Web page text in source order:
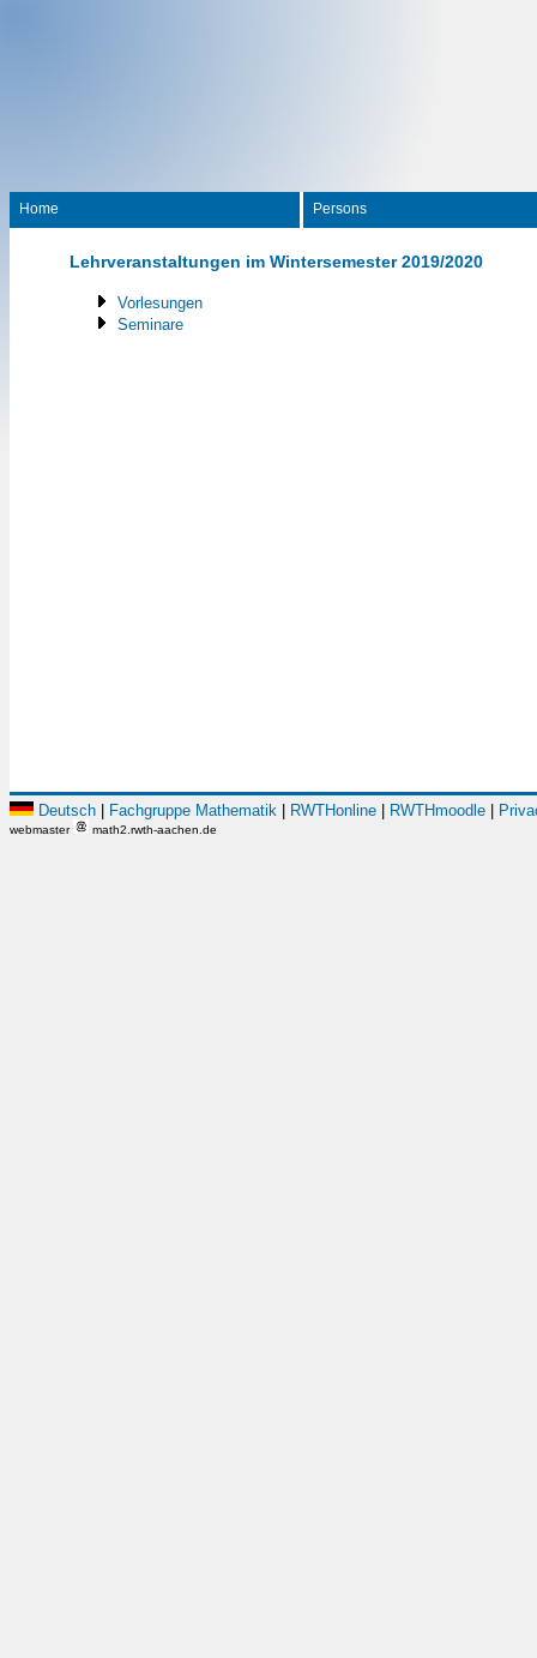
Home Persons
Lehrveranstaltungen im Wintersemester 2019/2020
Vorlesungen
Seminare
Deutsch Fachgruppe Mathematik RWTHonline RWTHmoodle
webmaster math2.rwth-aachen.de